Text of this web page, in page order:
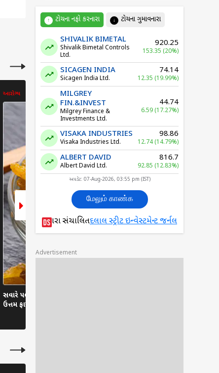
આરોગ્ય
સવારે પલાળેલા કિસમિસ ખાવાના 5
ઉત્તમ ફાયદા!
↑ ટોચના નફો કરનારા ↓ ટોચના ગુમાવનારા
SHIVALIK BIMETAL
Shivalik Bimetal Controls
Ltd.
920.25
153.35 (20%)
SICAGEN INDIA
Sicagen India Ltd.
74.14
12.35 (19.99%)
MILGREY
FIN.&INVEST
Milgrey Finance &
Investments Ltd.
44.74
6.59 (17.27%)
VISAKA INDUSTRIES
Visaka Industries Ltd.
98.86
12.74 (14.79%)
ALBERT DAVID
Albert David Ltd.
816.7
92.85 (12.83%)
અપડેટ: 07-Aug-2026, 03:55 pm (IST)
மேலும் காண்க
દ્વારા સંચાલિતદલાલ સ્ટ્રીટ ઇન્વેસ્ટમેન્ટ જર્નલ
Advertisement